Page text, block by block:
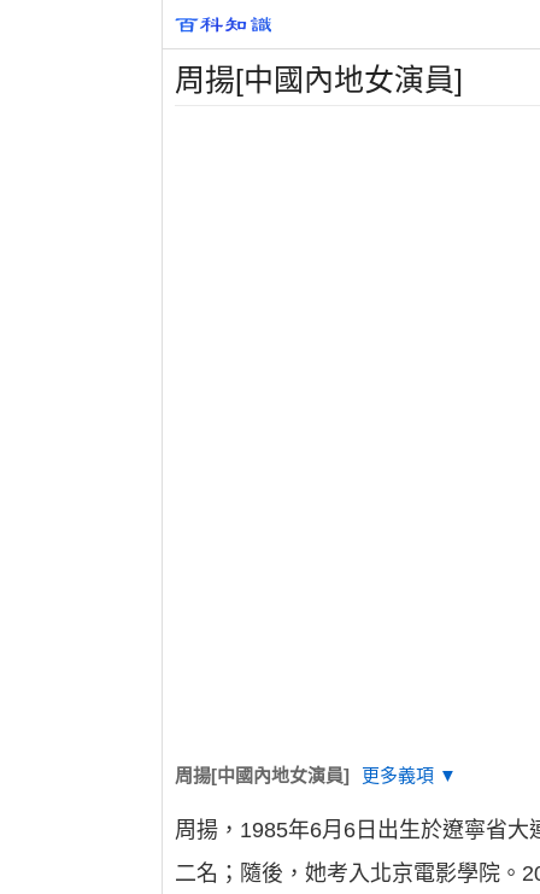
周揚[中國內地女演員]
周揚[中國內地女演員] 更多義項 ▼
周揚，1985年6月6日出生於遼寧省
二名；隨後，她考入北京電影學院。